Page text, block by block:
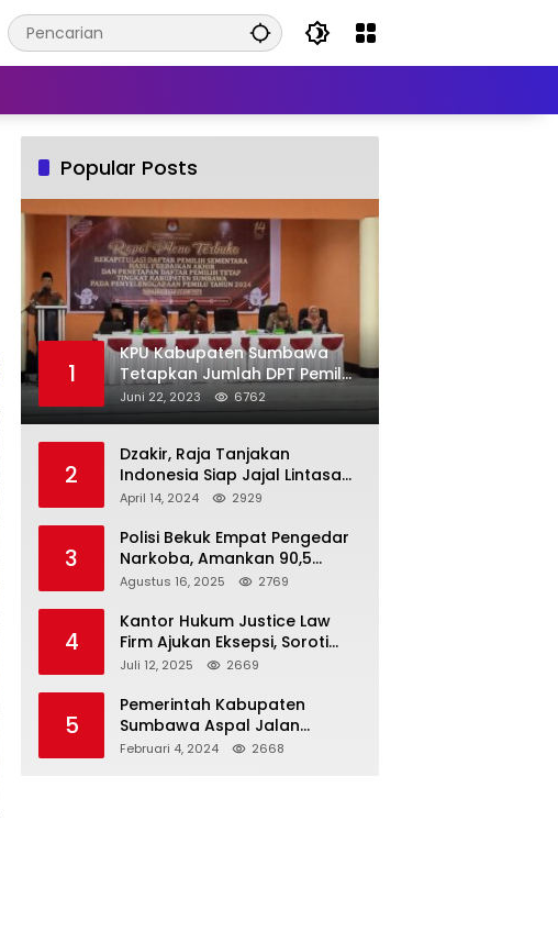
Popular Posts
1
KPU Kabupaten Sumbawa
Tetapkan Jumlah DPT Pemilu
2024 Sebanyak 367.987
Pemilih
Juni 22, 2023 6762
2
Dzakir, Raja Tanjakan
Indonesia Siap Jajal Lintasan
Seloto Bersama DR Zul,
April 14, 2024 2929
3
Polisi Bekuk Empat Pengedar
Narkoba, Amankan 90,5
Gram Sabu dari Dalam Mobil
Agustus 16, 2025 2769
4
Kantor Hukum Justice Law
Firm Ajukan Eksepsi, Soroti
Peran BNI dalam Kasus KUR
Juli 12, 2025 2669
5
Pemerintah Kabupaten
Sumbawa Aspal Jalan
Simpang Sebasang-Batu
Februari 4, 2024 2668